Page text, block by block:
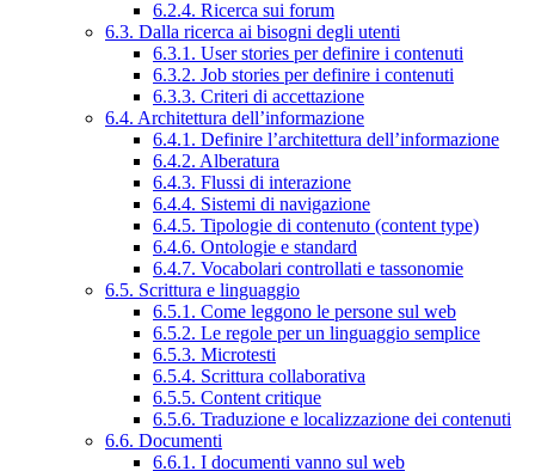
6.2.4. Ricerca sui forum
6.3. Dalla ricerca ai bisogni degli utenti
6.3.1. User stories per definire i contenuti
6.3.2. Job stories per definire i contenuti
6.3.3. Criteri di accettazione
6.4. Architettura dell’informazione
6.4.1. Definire l’architettura dell’informazione
6.4.2. Alberatura
6.4.3. Flussi di interazione
6.4.4. Sistemi di navigazione
6.4.5. Tipologie di contenuto (content type)
6.4.6. Ontologie e standard
6.4.7. Vocabolari controllati e tassonomie
6.5. Scrittura e linguaggio
6.5.1. Come leggono le persone sul web
6.5.2. Le regole per un linguaggio semplice
6.5.3. Microtesti
6.5.4. Scrittura collaborativa
6.5.5. Content critique
6.5.6. Traduzione e localizzazione dei contenuti
6.6. Documenti
6.6.1. I documenti vanno sul web